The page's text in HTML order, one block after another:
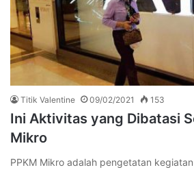
Titik Valentine 09/02/2021 153
Ini Aktivitas yang Dibatasi
Mikro
PPKM Mikro adalah pengetatan